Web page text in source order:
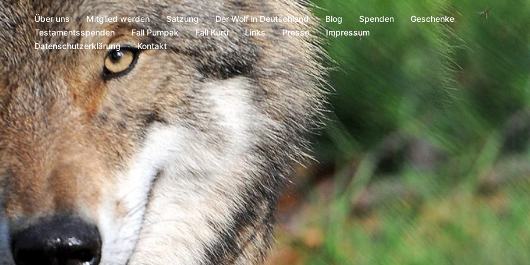
Über uns Mitglied werden Satzung Der Wolf in Deutschland Blog Spenden
Geschenke
Testamentsspenden
Fall Pumpak Fall Kurti Links Presse
Impressum
Datenschutzerklärung
Kontakt